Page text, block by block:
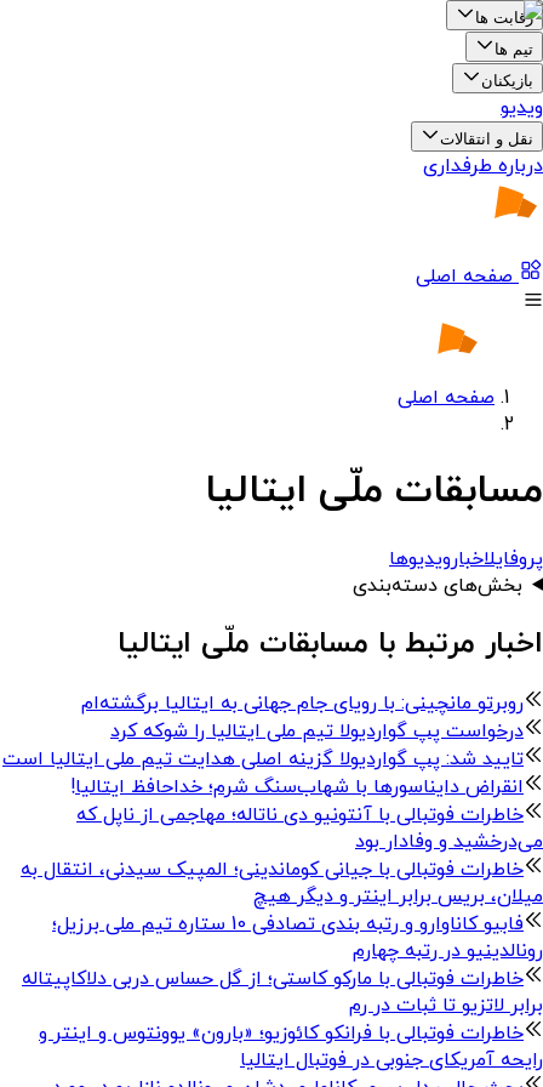
رقابت ها
تیم ها
بازیکنان
ویدیو
نقل و انتقالات
درباره طرفداری
صفحه اصلی
صفحه اصلی
مسابقات ملّی ایتالیا
پروفایلاخبارویدیوها
بخش‌های دسته‌بندی
اخبار مرتبط با مسابقات ملّی ایتالیا
روبرتو مانچینی: با رویای جام جهانی به ایتالیا برگشته‌ام
درخواست پپ گواردیولا تیم ملی ایتالیا را شوکه کرد
تایید شد: پپ گواردیولا گزینه اصلی هدایت تیم ملی ایتالیا است
انقراض دایناسورها با شهاب‌سنگ شرم؛ خداحافظ ایتالیا!
خاطرات فوتبالی با آنتونیو دی ناتاله؛ مهاجمی از ناپل که
می‌درخشید و وفادار بود
خاطرات فوتبالی با جیانی کوماندینی؛ المپیک سیدنی، انتقال به
میلان، بریس برابر اینتر و دیگر هیچ
فابیو کاناوارو و رتبه بندی تصادفی 10 ستاره تیم ملی برزیل؛
رونالدینیو در رتبه چهارم
خاطرات فوتبالی با مارکو کاستی؛ از گل حساس دربی دلاکاپیتاله
برابر لاتزیو تا ثبات در رم
خاطرات فوتبالی با فرانکو کائوزیو؛ «بارون» یوونتوس و اینتر و
رایحه آمریکای جنوبی در فوتبال ایتالیا